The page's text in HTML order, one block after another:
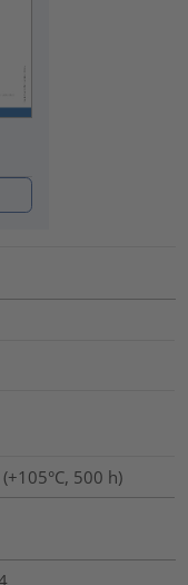
500 h)